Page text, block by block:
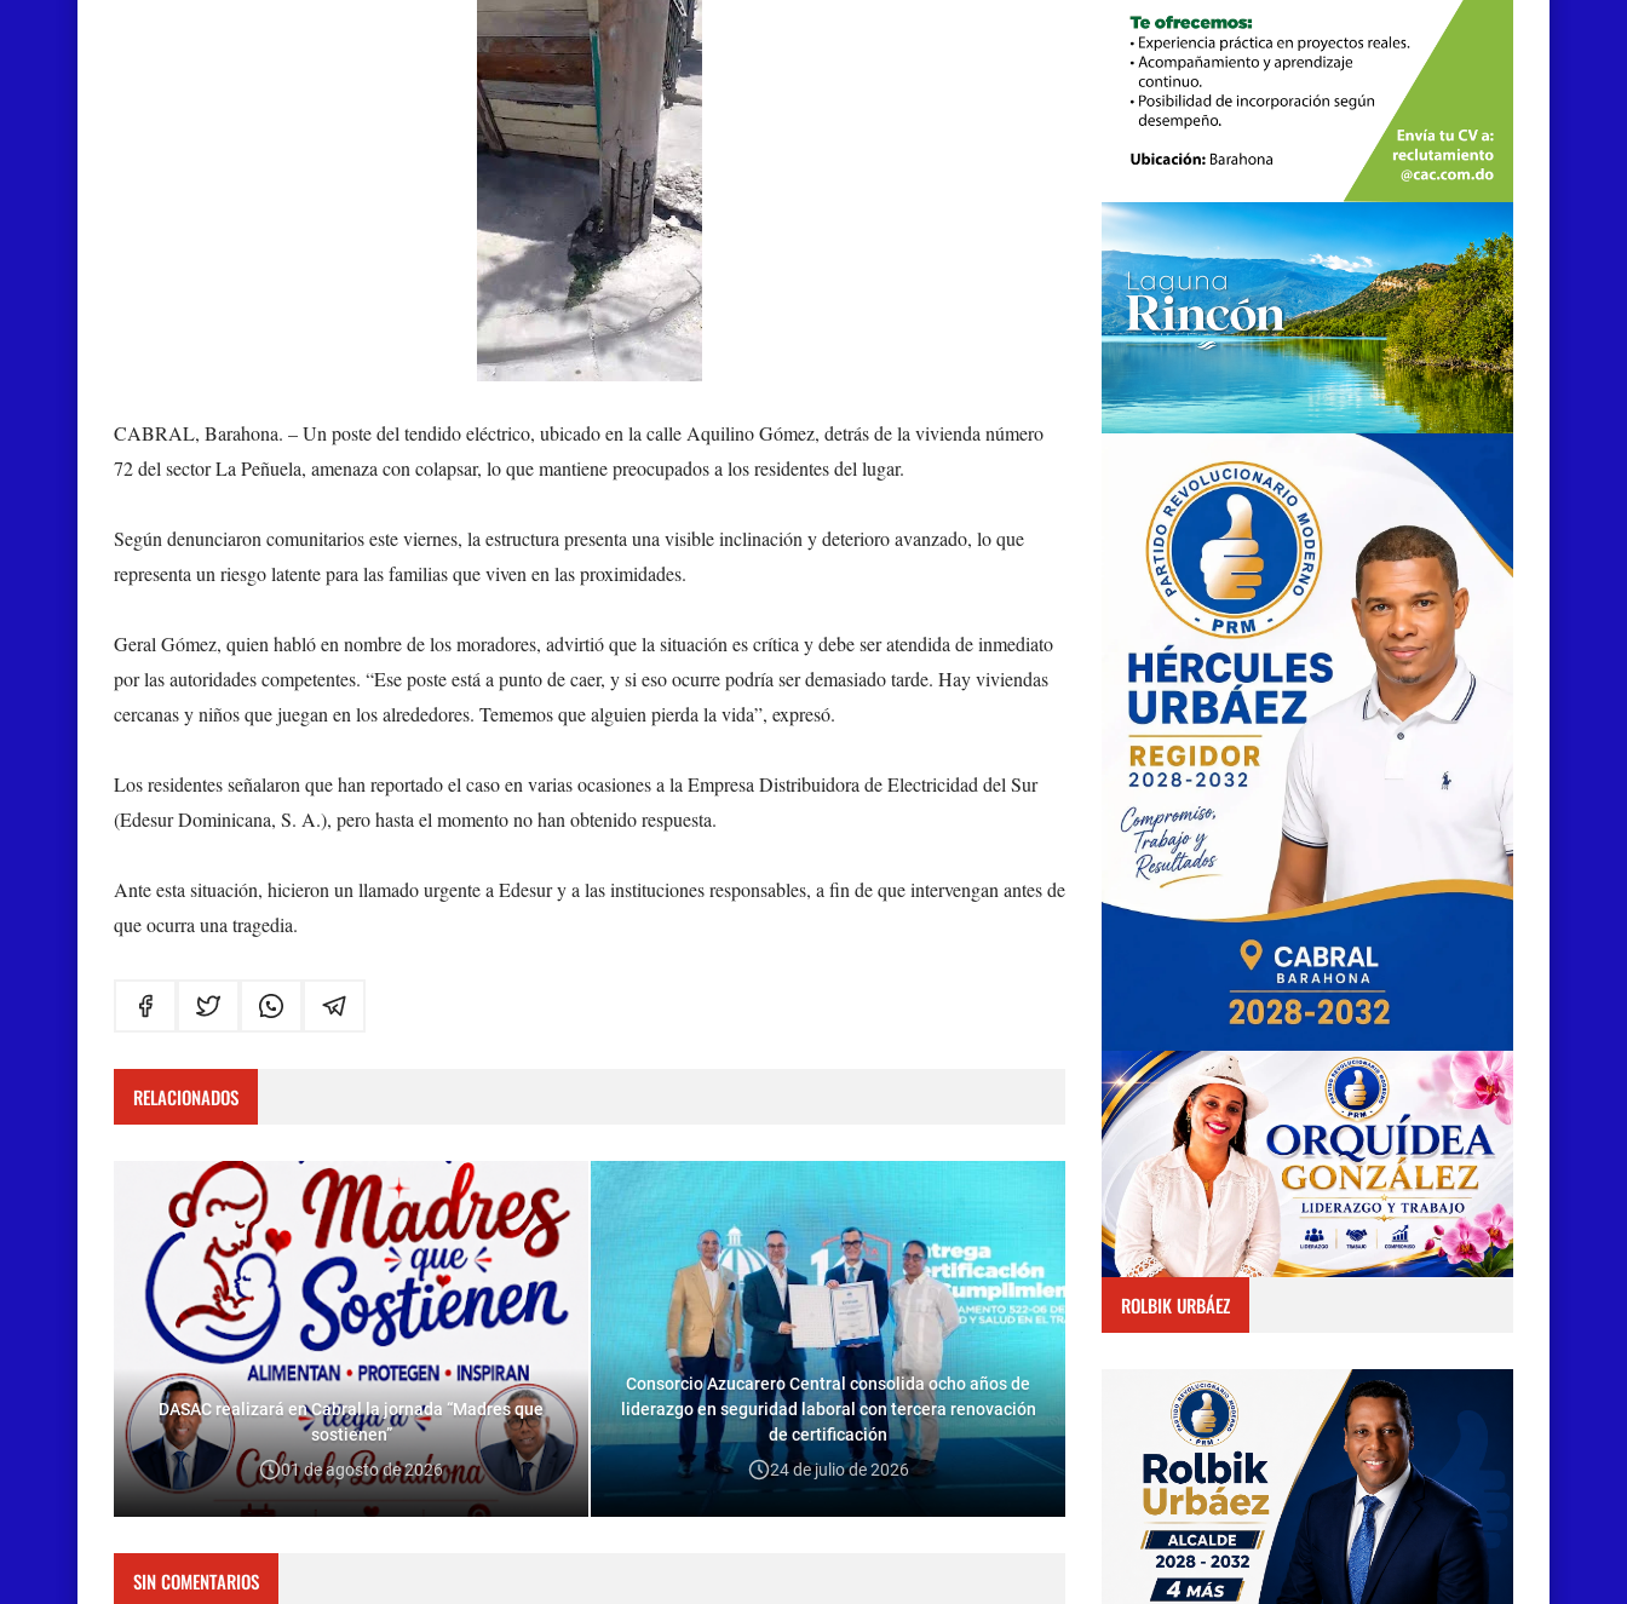
CABRAL, Barahona. –Un poste del tendido eléctrico, ubicado en la calle Aquilino Gómez, detrás de la vivienda número
72 del sector La Peñuela, amenaza con colapsar, lo que mantiene preocupados a los residentes del lugar.
Según denunciaron comunitarios este viernes, la estructura presenta una visible inclinación y deterioro avanzado, lo que
representa un riesgo latente para las familias que viven en las proximidades.
Geral Gómez, quien habló en nombre de los moradores, advirtió que la situación es crítica y debe ser atendida de inmediato
por las autoridades competentes. “Ese poste está a punto de caer, y si eso ocurre podría ser demasiado tarde. Hay viviendas
cercanas y niños que juegan en los alrededores. Tememos que alguien pierda la vida”, expresó.
Los residentes señalaron que han reportado el caso en varias ocasiones a la Empresa Distribuidora de Electricidad del Sur
(Edesur Dominicana, S. A.), pero hasta el momento no han obtenido respuesta.
Ante esta situación, hicieron un llamado urgente a Edesur y a las instituciones responsables, a fin de que intervengan antes de
que ocurra una tragedia.
RELACIONADOS
DASAC realizará en Cabral la jornada “Madres que
sostienen”
01 de agosto de 2026
Consorcio Azucarero Central consolida ocho años de
liderazgo en seguridad laboral con tercera renovación
de certificación
24 de julio de 2026
SIN COMENTARIOS
ROLBIK URBÁEZ